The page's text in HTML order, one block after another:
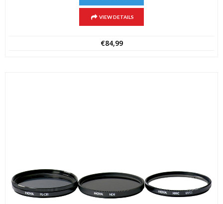
VIEW DETAILS
€84,99